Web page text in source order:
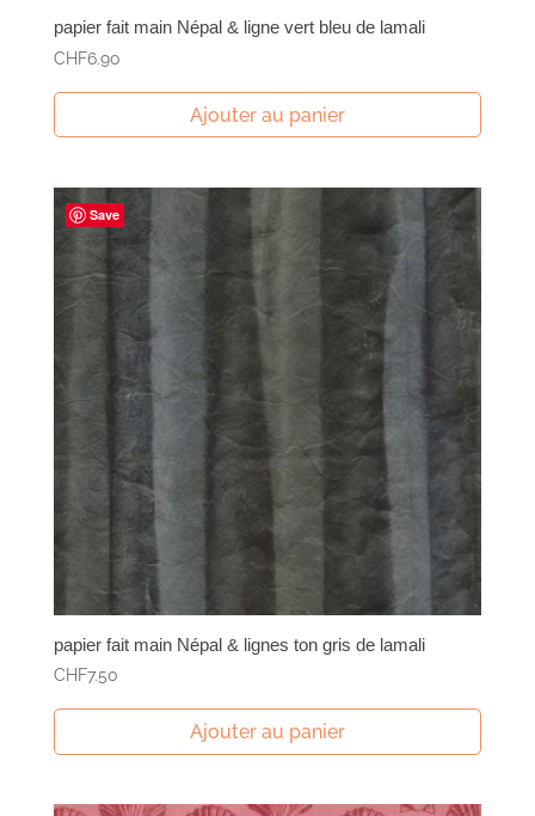
papier fait main Népal & ligne vert bleu de lamali
CHF6.90
Ajouter au panier
Save
papier fait main Népal & lignes ton gris de lamali
CHF7.50
Ajouter au panier